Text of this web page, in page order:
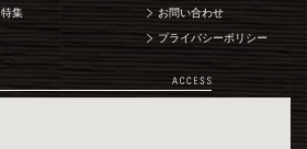
特集 お問い合わせ
プライバシーポリシー